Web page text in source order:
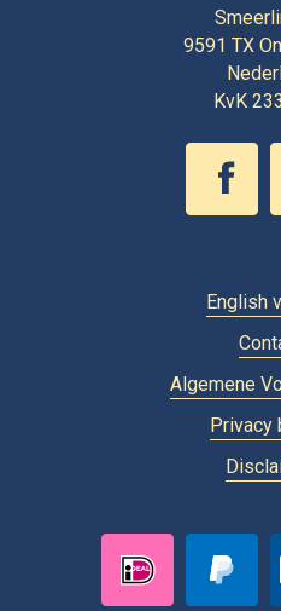
9591 TX
KvK
English
Algemene
Privacy